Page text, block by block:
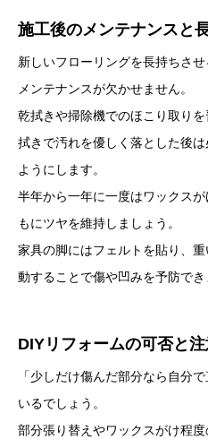
施工後のメンテナンスと
新しいフローリングを長持ちさ
メンテナンスが欠かせません。
乾拭きや掃除機でのほこり取り
拭きで汚れを優しく落とした後
ようにします。
半年から一年に一度はワックス
もにツヤを維持しましょう。
家具の脚にはフェルトを貼り、
動することで傷や凹みを予防でき
DIYリフォームの可否と
「少しだけ傷んだ部分なら自分
いるでしょう。
部分張り替えやワックスがけ程